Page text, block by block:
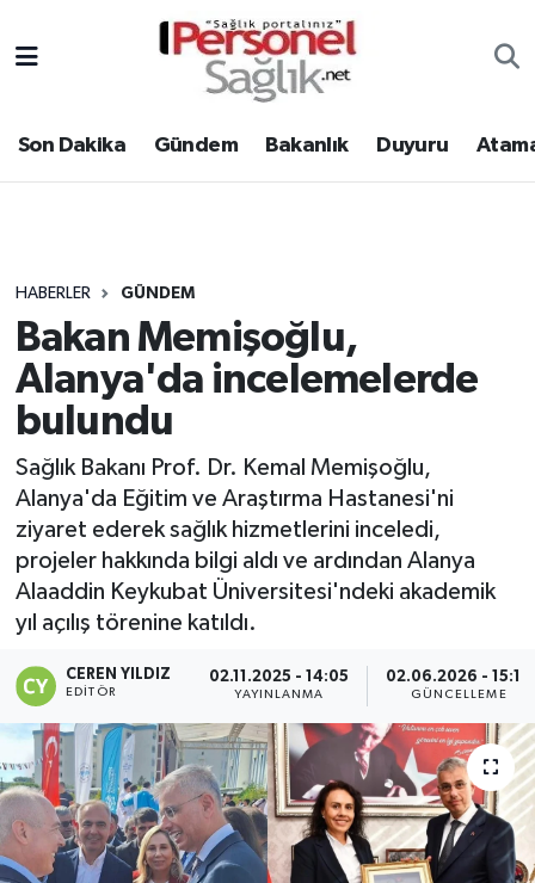
Son Dakika Gündem Bakanlık Duyuru
HABERLER GÜNDEM
Bakan Memişoğlu,
Alanya'da incelemelerde
bulundu
Sağlık Bakanı Prof. Dr. Kemal Memişoğlu,
Alanya'da Eğitim ve Araştırma Hastanesi'ni
ziyaret ederek sağlık hizmetlerini inceledi,
projeler hakkında bilgi aldı ve ardından Alanya
Alaaddin Keykubat Üniversitesi'ndeki akademik
yıl açılış törenine katıldı.
CEREN YILDIZ
EDITÖR
02.11.2025 - 14:05
YAYINLANMA
02.06.2026 - 15:19
GÜNCELLEME
Gündem
Atamalar
Mevzuat
Sendika
Kpss - Sınav
Nöbetçi Eczaneler
Hava Durumu
Tüm Manşetler
Son Dakika Haberleri
Haber Arşivi